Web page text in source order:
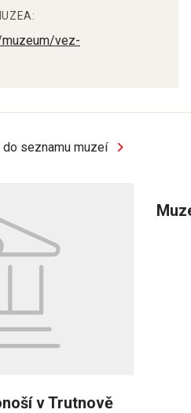
vez-
seznamu muzeí
v Trutnově